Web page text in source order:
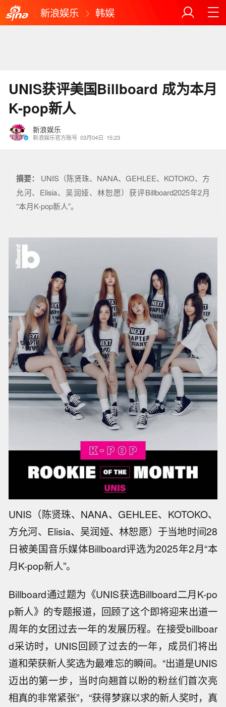
新浪娱乐 韩娱
UNIS获评美国Billboard 成为本月
K-pop新人
新浪娱乐
新浪娱乐官方账号 03月04日 15:23
摘要：
UNIS（陈贤珠、NANA、GEHLEE、KOTOKO、方
允河、Elisia、吴润娅、林恕愿）获评Billboard2025年2月
“本月K-pop新人”。
UNIS（陈贤珠、NANA、GEHLEE、KOTOKO、
方允河、Elisia、吴润娅、林恕愿）于当地时间28
日被美国音乐媒体Billboard评选为2025年2月“本
月K-pop新人”。
Billboard通过题为《UNIS获选Billboard二月K-po
p新人》的专题报道，回顾了这个即将迎来出道一
周年的女团过去一年的发展历程。在接受billboar
d采访时，UNIS回顾了过去的一年，成员们将出
道和荣获新人奖选为最难忘的瞬间。“出道是UNIS
迈出的第一步，当时向翘首以盼的粉丝们首次亮
相真的非常紧张”，“获得梦寐以求的新人奖时，真